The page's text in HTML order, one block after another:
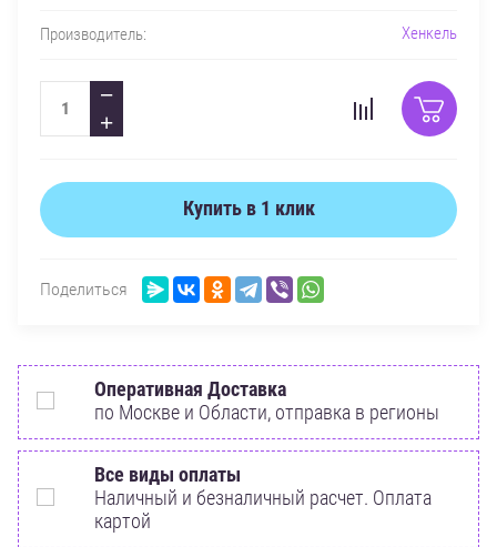
Производитель: Хенкель
−
+
Купить в 1 клик
Поделиться
Оперативная Доставка
по Москве и Области, отправка в регионы
Все виды оплаты
Наличный и безналичный расчет. Оплата
картой